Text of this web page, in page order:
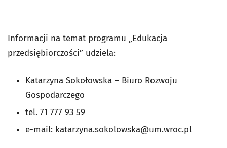
Informacji na temat programu „Edukacja
przedsiębiorczości” udziela:
Katarzyna Sokołowska – Biuro Rozwoju
Gospodarczego
tel. 71 777 93 59
e-mail: katarzyna.sokolowska@um.wroc.pl